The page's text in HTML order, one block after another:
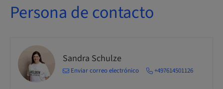
Persona de contacto
Sandra Schulze
Enviar correo electrónico +497614501126